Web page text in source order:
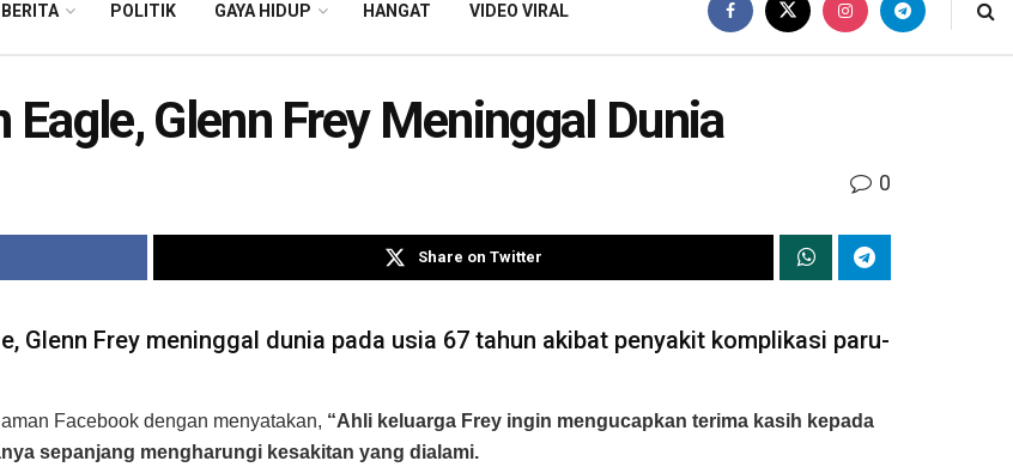
BERITA POLITIK GAYA HIDUP HANGAT VIDEO VIRAL
Glenn Frey Meninggal Dunia
0
Share on Twitter
Glenn Frey meninggal dunia pada usia 67 tahun akibat penyakit komplikasi paru-
Facebook dengan menyatakan, “Ahli keluarga Frey ingin mengucapkan terima kasih kepada
sepanjang mengharungi kesakitan yang dialami.